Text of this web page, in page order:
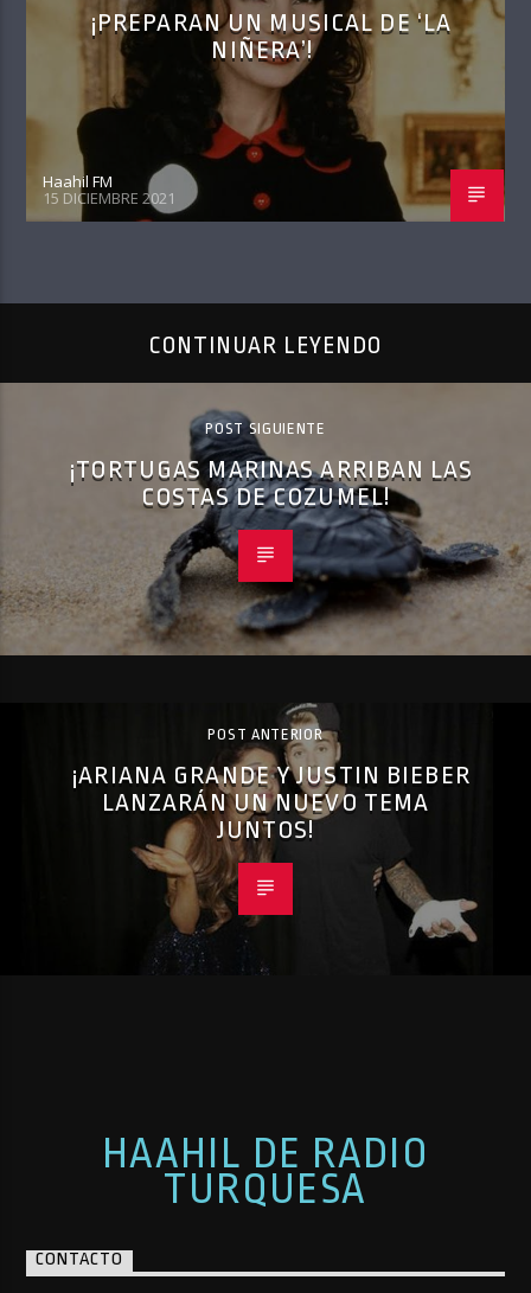
¡PREPARAN UN MUSICAL DE ‘LA
NIÑERA’!
Haahil FM
15 DICIEMBRE 2021
CONTINUAR LEYENDO
POST SIGUIENTE
¡TORTUGAS MARINAS ARRIBAN LAS
COSTAS DE COZUMEL!
POST ANTERIOR
¡ARIANA GRANDE Y JUSTIN BIEBER
LANZARÁN UN NUEVO TEMA
JUNTOS!
HAAHIL DE RADIO
TURQUESA
CONTACTO